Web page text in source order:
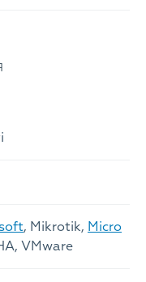
, Mikrotik, Micro
VMware